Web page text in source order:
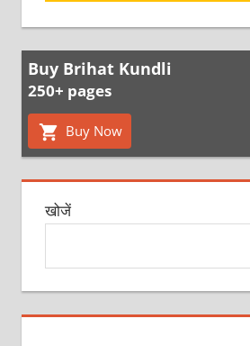
Buy Brihat Kundli
250+ pages
Buy Now
खोजें